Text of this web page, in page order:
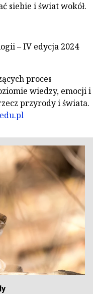
siebie i świat wokół.
– IV edycja 2024
proces
wiedzy, emocji i
przyrody i świata.